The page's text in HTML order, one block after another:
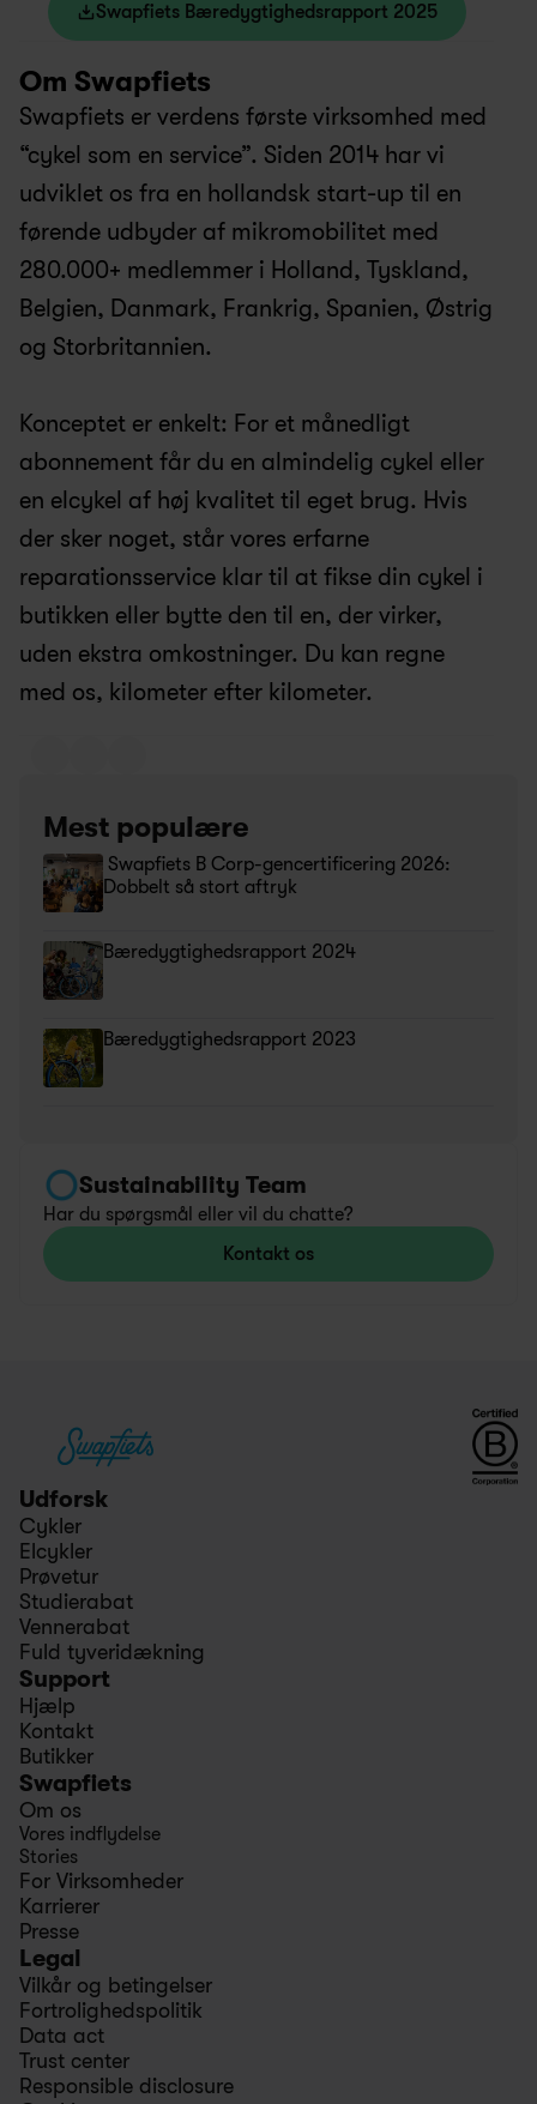
Swapfiets Bæredygtighedsrapport 2025
Om Swapfiets
Swapfiets er verdens første virksomhed med
“cykel som en service”. Siden 2014 har vi
udviklet os fra en hollandsk start-up til en
førende udbyder af mikromobilitet med
280.000+ medlemmer i Holland, Tyskland,
Belgien, Danmark, Frankrig, Spanien, Østrig
og Storbritannien.
Konceptet er enkelt: For et månedligt
abonnement får du en almindelig cykel eller
en elcykel af høj kvalitet til eget brug. Hvis
der sker noget, står vores erfarne
reparationsservice klar til at fikse din cykel i
butikken eller bytte den til en, der virker,
uden ekstra omkostninger. Du kan regne
med os, kilometer efter kilometer.
Mest populære
Dobbelt så stort aftryk
Bæredygtighedsrapport 2024
Bæredygtighedsrapport 2023
Sustainability Team
Har du spørgsmål eller vil du chatte?
Kontakt os
Udforsk
Cykler
Elcykler
Prøvetur
Studierabat
Vennerabat
Fuld tyveridækning
Support
Hjælp
Kontakt
Butikker
Swapfiets
Om os
Vores indflydelse
Stories
For Virksomheder
Karrierer
Presse
Legal
Vilkår og betingelser
Fortrolighedspolitik
Data act
Trust center
Responsible disclosure